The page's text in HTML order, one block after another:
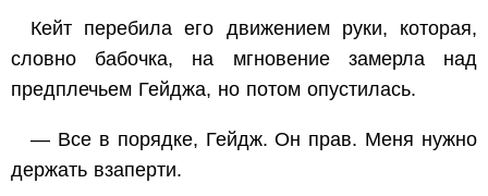
Кейт перебила его движением руки, которая,
словно бабочка, на мгновение замерла над
предплечьем Гейджа, но потом опустилась.
— Все в порядке, Гейдж. Он прав. Меня нужно
держать взаперти.